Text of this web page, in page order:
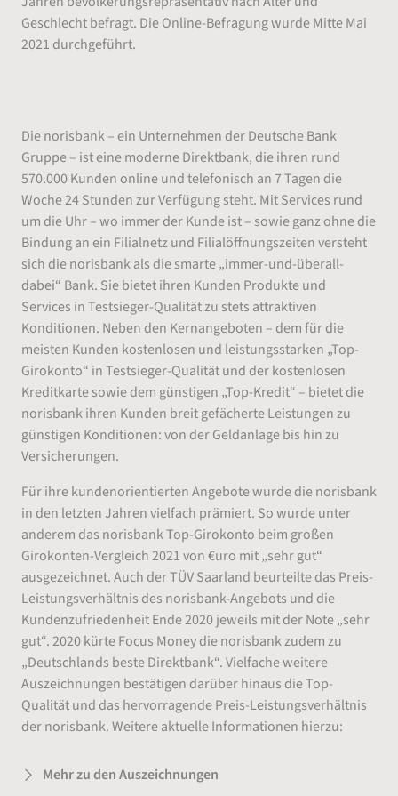
Geschlecht befragt. Die Online-Befragung wurde Mitte Mai
2021 durchgeführt.
Die norisbank – ein Unternehmen der Deutsche Bank
Gruppe – ist eine moderne Direktbank, die ihren rund
570.000 Kunden online und telefonisch an 7 Tagen die
Woche 24 Stunden zur Verfügung steht. Mit Services rund
um die Uhr – wo immer der Kunde ist – sowie ganz ohne die
Bindung an ein Filialnetz und Filialöffnungszeiten versteht
sich die norisbank als die smarte „immer-und-überall-
dabei“ Bank. Sie bietet ihren Kunden Produkte und
Services in Testsieger-Qualität zu stets attraktiven
Konditionen. Neben den Kernangeboten – dem für die
meisten Kunden kostenlosen und leistungsstarken „Top-
Girokonto“ in Testsieger-Qualität und der kostenlosen
Kreditkarte sowie dem günstigen „Top-Kredit“ – bietet die
norisbank ihren Kunden breit gefächerte Leistungen zu
günstigen Konditionen: von der Geldanlage bis hin zu
Versicherungen.
Für ihre kundenorientierten Angebote wurde die norisbank
in den letzten Jahren vielfach prämiert. So wurde unter
anderem das norisbank Top-Girokonto beim großen
Girokonten-Vergleich 2021 von €uro mit „sehr gut“
ausgezeichnet. Auch der TÜV Saarland beurteilte das Preis-
Leistungsverhältnis des norisbank-Angebots und die
Kundenzufriedenheit Ende 2020 jeweils mit der Note „sehr
gut“. 2020 kürte Focus Money die norisbank zudem zu
„Deutschlands beste Direktbank“. Vielfache weitere
Auszeichnungen bestätigen darüber hinaus die Top-
Qualität und das hervorragende Preis-Leistungsverhältnis
der norisbank. Weitere aktuelle Informationen hierzu:
Mehr zu den Auszeichnungen